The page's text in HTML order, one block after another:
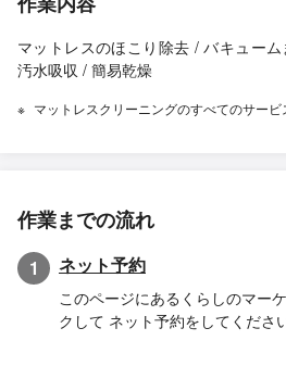
マットレスのほこり除去 / バキュー
汚水吸収 / 簡易乾燥
マットレスクリーニングのすべてのサービ
作業までの流れ
1 ネット予約
このページにあるくらしのマー
クして ネット予約をしてください